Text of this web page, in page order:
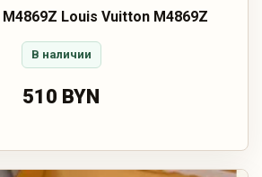
Louis Vuitton M4869Z
В наличии
510 BYN